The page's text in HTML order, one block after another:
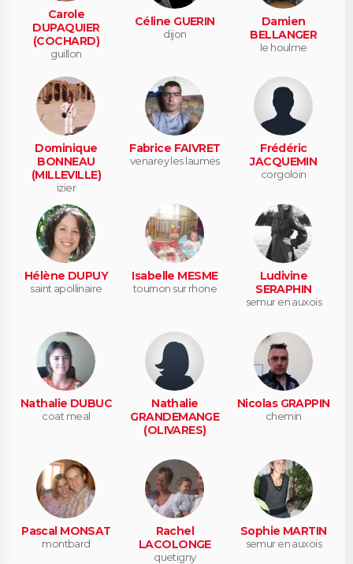
Carole
DUPAQUIER
(COCHARD)
guillon
Céline GUERIN
dijon
Damien
BELLANGER
le houlme
Dominique
BONNEAU
(MILLEVILLE)
izier
Fabrice FAIVRET
venarey les laumes
Frédéric
JACQUEMIN
corgoloin
Hélène DUPUY
saint apollinaire
Isabelle MESME
tournon sur rhone
Ludivine
SERAPHIN
semur en auxois
Nathalie DUBUC
coat meal
Nathalie
GRANDEMANGE
(OLIVARES)
Nicolas GRAPPIN
chemin
Pascal MONSAT
montbard
Rachel
LACOLONGE
quetigny
Sophie MARTIN
semur en auxois